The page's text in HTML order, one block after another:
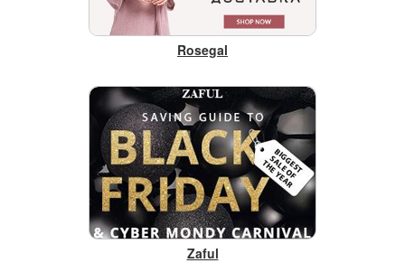
Rosegal
Zaful